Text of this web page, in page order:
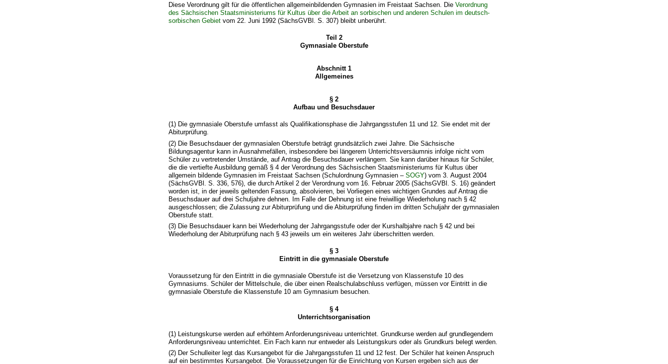
Diese Verordnung gilt für die öffentlichen allgemeinbildenden Gymnasien im Freistaat Sachsen. DieVerordnung
des Sächsischen Staatsministeriums für Kultus über die Arbeit an sorbischen und anderen Schulen im deutsch-
sorbischen Gebiet vom 22. Juni 1992 (SächsGVBl. S. 307) bleibt unberührt.
Teil 2
Gymnasiale Oberstufe
Abschnitt 1
Allgemeines
§ 2
Aufbau und Besuchsdauer
(1) Die gymnasiale Oberstufe umfasst als Qualifikationsphase die Jahrgangsstufen 11 und 12. Sie endet mit der
Abiturprüfung.
(2) Die Besuchsdauer der gymnasialen Oberstufe beträgt grundsätzlich zwei Jahre. Die Sächsische
Bildungsagentur kann in Ausnahmefällen, insbesondere bei längerem Unterrichtsversäumnis infolge nicht vom
Schüler zu vertretender Umstände, auf Antrag die Besuchsdauer verlängern. Sie kann darüber hinaus für Schüler,
die die vertiefte Ausbildung gemäß § 4 der Verordnung des Sächsischen Staatsministeriums für Kultus über
allgemein bildende Gymnasien im Freistaat Sachsen (Schulordnung Gymnasien –SOGY) vom 3. August 2004
(SächsGVBl. S. 336, 576), die durch Artikel 2 der Verordnung vom 16. Februar 2005 (SächsGVBl. S. 16) geändert
worden ist, in der jeweils geltenden Fassung, absolvieren, bei Vorliegen eines wichtigen Grundes auf Antrag die
Besuchsdauer auf drei Schuljahre dehnen. Im Falle der Dehnung ist eine freiwillige Wiederholung nach § 42
ausgeschlossen; die Zulassung zur Abiturprüfung und die Abiturprüfung finden im dritten Schuljahr der gymnasialen
Oberstufe statt.
(3) Die Besuchsdauer kann bei Wiederholung der Jahrgangsstufe oder der Kurshalbjahre nach § 42 und bei
Wiederholung der Abiturprüfung nach § 43 jeweils um ein weiteres Jahr überschritten werden.
§ 3
Eintritt in die gymnasiale Oberstufe
Voraussetzung für den Eintritt in die gymnasiale Oberstufe ist die Versetzung von Klassenstufe 10 des
Gymnasiums. Schüler der Mittelschule, die über einen Realschulabschluss verfügen, müssen vor Eintritt in die
gymnasiale Oberstufe die Klassenstufe 10 am Gymnasium besuchen.
§ 4
Unterrichtsorganisation
(1) Leistungskurse werden auf erhöhtem Anforderungsniveau unterrichtet. Grundkurse werden auf grundlegendem
Anforderungsniveau unterrichtet. Ein Fach kann nur entweder als Leistungskurs oder als Grundkurs belegt werden.
(2) Der Schulleiter legt das Kursangebot für die Jahrgangsstufen 11 und 12 fest. Der Schüler hat keinen Anspruch
auf ein bestimmtes Kursangebot. Die Voraussetzungen für die Einrichtung von Kursen ergeben sich aus der